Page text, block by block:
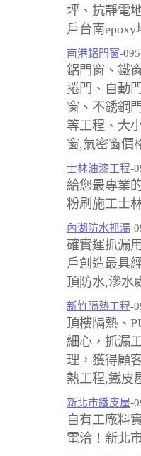
坪、抗靜電
戶台南
南港鋁門窗-
鋁門窗、鐵
捲門、自動
窗、不銹鋼
等工程、大
窗,氣密窗價
士林油漆工程-
給您最專業
粉刷施工士
內湖防水抓漏-
確實運抓漏
戶創造最具
頂防水,滲水
新竹隔熱工程-
頂樓隔熱、
細心，抓漏
理，獲得顧
熱工程,鐵皮
新北市鐵皮屋-
自有工廠料
電洽！新北